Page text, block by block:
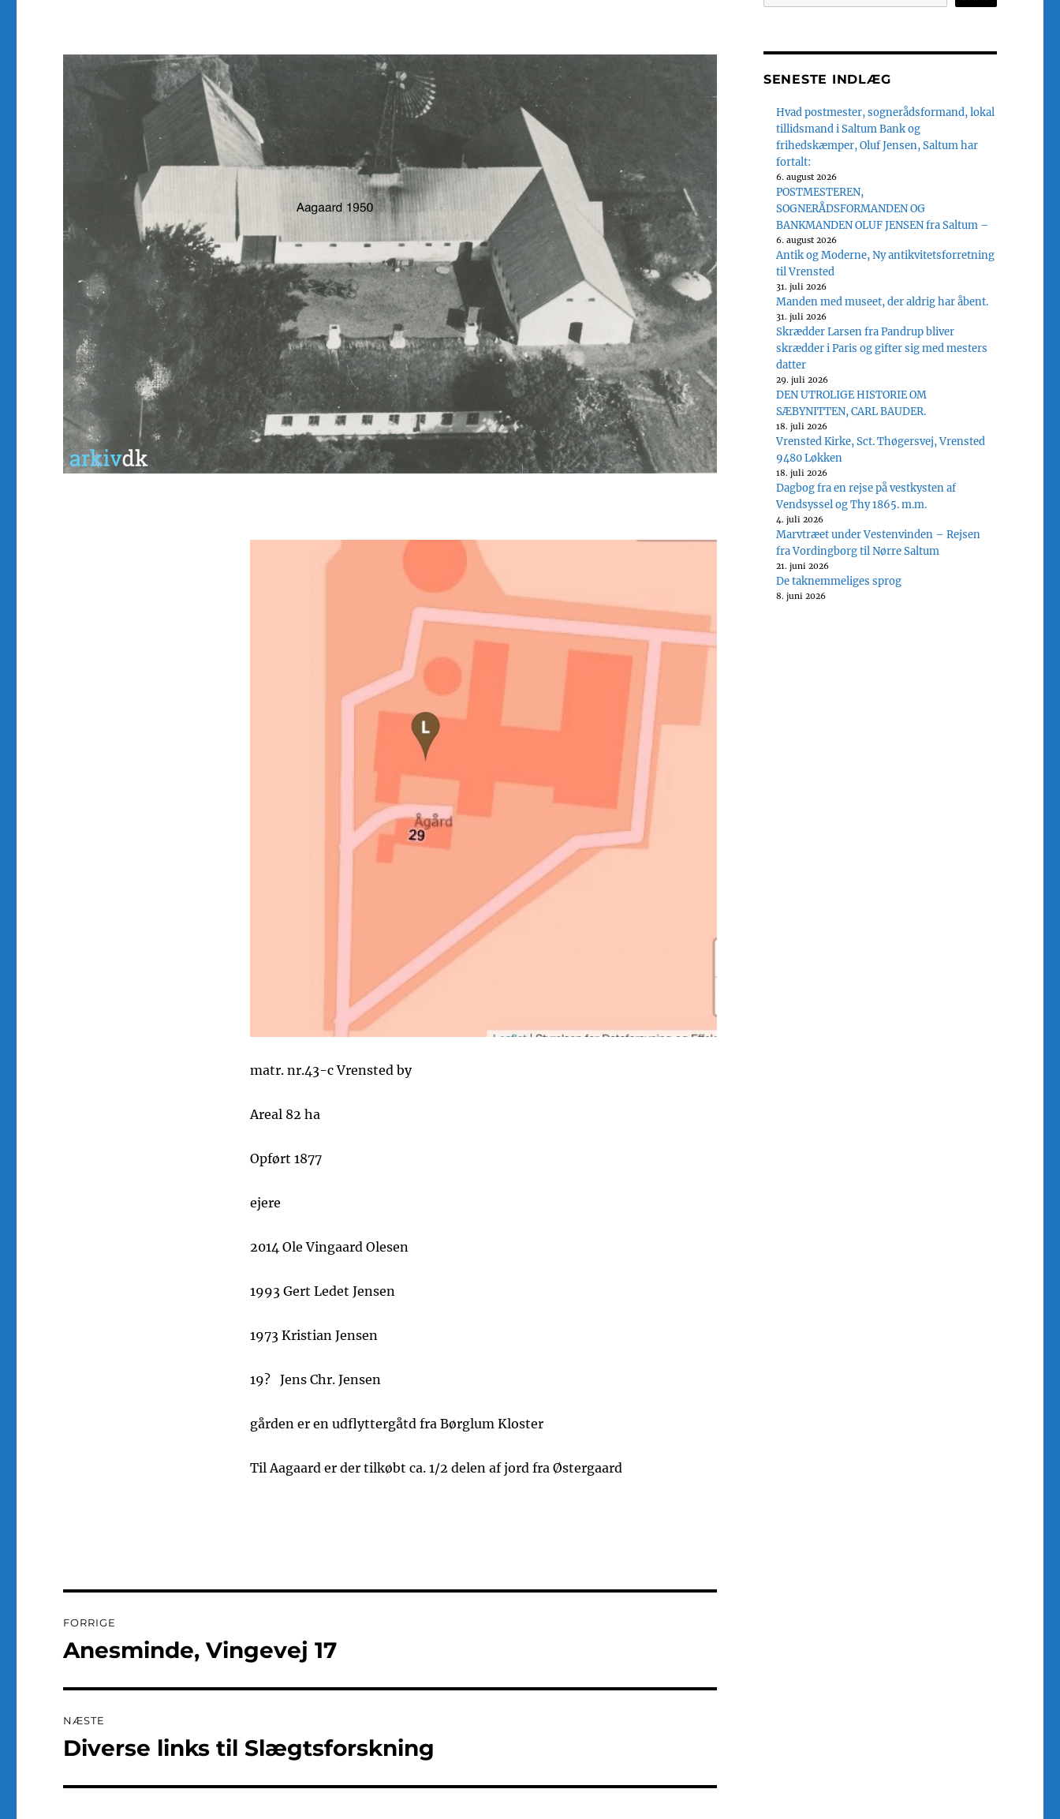
matr. nr.43-c Vrensted by
Areal 82 ha
Opført 1877
ejere
2014 Ole Vingaard Olesen
1993 Gert Ledet Jensen
1973 Kristian Jensen
19? Jens Chr. Jensen
gården er en udflyttergåtd fra Børglum Kloster
Til Aagaard er der tilkøbt ca. 1/2 delen af jord fra Østergaard
FORRIGE
Forrige
Anesminde, Vingevej 17
NÆSTE
Næste
Diverse links til Slægtsforskning
SENESTE INDLÆG
Hvad postmester, sognerådsformand, lokal
tillidsmand i Saltum Bank og
frihedskæmper, Oluf Jensen, Saltum har
fortalt:
6. august 2026
POSTMESTEREN,
SOGNERÅDSFORMANDEN OG
BANKMANDEN OLUF JENSEN fra Saltum –
6. august 2026
Antik og Moderne, Ny antikvitetsforretning
til Vrensted
31. juli 2026
Manden med museet, der aldrig har åbent.
31. juli 2026
Skrædder Larsen fra Pandrup bliver
skrædder i Paris og gifter sig med mesters
datter
29. juli 2026
DEN UTROLIGE HISTORIE OM
SÆBYNITTEN, CARL BAUDER.
18. juli 2026
Vrensted Kirke, Sct. Thøgersvej, Vrensted
9480 Løkken
18. juli 2026
Dagbog fra en rejse på vestkysten af
Vendsyssel og Thy 1865. m.m.
4. juli 2026
Marvtræet under Vestenvinden – Rejsen
fra Vordingborg til Nørre Saltum
21. juni 2026
De taknemmeliges sprog
8. juni 2026